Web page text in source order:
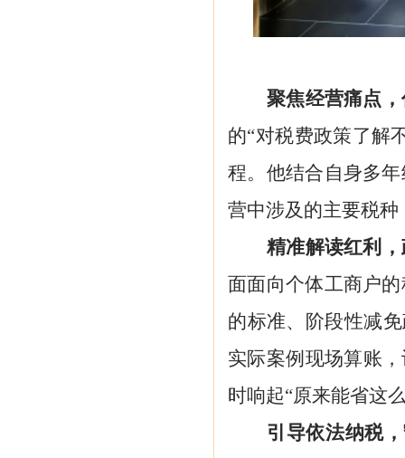
聚焦经营痛点
的“对税费政策了解
程。他结合自身多
营中涉及的主要税
精准解读红利
面面向个体工商户
的标准、阶段性减
实际案例现场算账
时响起“原来能省这
引导依法纳税，